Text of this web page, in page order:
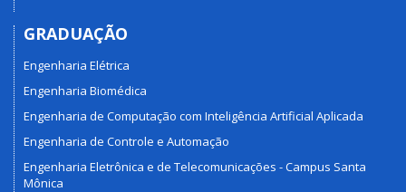
GRADUAÇÃO
Engenharia Elétrica
Engenharia Biomédica
Engenharia de Computação com Inteligência Artificial Aplicada
Engenharia de Controle e Automação
Engenharia Eletrônica e de Telecomunicações - Campus Santa
Mônica